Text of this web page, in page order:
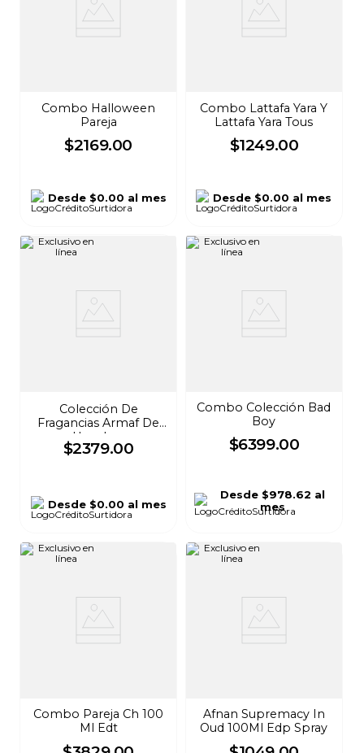
Combo Halloween
Pareja
$2169.00
Desde$0.00 al mes
Combo Lattafa Yara Y
Lattafa Yara Tous
$1249.00
Desde $0.00 al mes
Colección De
Fragancias Armaf De
Hombre
$2379.00
Desde$0.00 al mes
Combo Colección Bad
Boy
$6399.00
Desde$978.62 al
mes
Combo Pareja Ch 100
Ml Edt
Afnan Supremacy In
Oud 100Ml Edp Spray